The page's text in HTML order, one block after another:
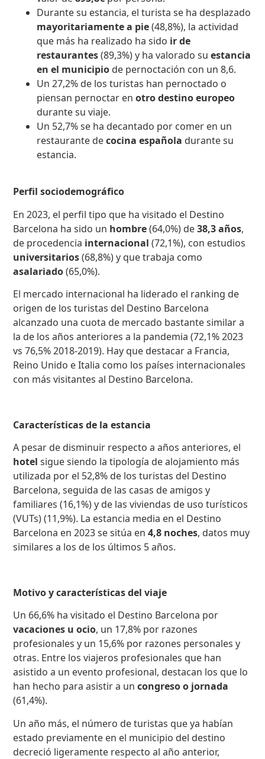
Durante su estancia, el turista se ha desplazado
mayoritariamente a pie(48,8%), la actividad
que más ha realizado ha sido ir de
restaurantes(89,3%) y ha valorado suestancia
en el municipio de pernoctación con un 8,6.
Un 27,2% de los turistas han pernoctado o
piensan pernoctar enotro destino europeo
durante su viaje.
Un 52,7% se ha decantado por comer en un
restaurante decocina española durante su
estancia.
Perfil sociodemográfico
En 2023, el perfil tipo que ha visitado el Destino
Barcelona ha sido un hombre(64,0%) de38,3 años,
de procedencia internacional (72,1%), con estudios
universitarios(68,8%) y que trabaja como
asalariado(65,0%).
El mercado internacional ha liderado el ranking de
origen de los turistas del Destino Barcelona
alcanzado una cuota de mercado bastante similar a
la de los años anteriores a la pandemia (72,1% 2023
vs 76,5% 2018-2019). Hay que destacar a Francia,
Reino Unido e Italia como los países internacionales
con más visitantes al Destino Barcelona.
Características de la estancia
A pesar de disminuir respecto a años anteriores, el
hotelsigue siendo la tipología de alojamiento más
utilizada por el 52,8% de los turistas del Destino
Barcelona, ​​seguida de las casas de amigos y
familiares (16,1%) y de las viviendas de uso turísticos
(VUTs) (11,9%). La estancia media en el Destino
Barcelona en 2023 se sitúa en4,8 noches, datos muy
similares a los de los últimos 5 años.
Motivo y características del viaje
Un 66,6% ha visitado el Destino Barcelona por
vacaciones u ocio, un 17,8% por razones
profesionales y un 15,6% por razones personales y
otras. Entre los viajeros profesionales que han
asistido a un evento profesional, destacan los que lo
han hecho para asistir a uncongreso o jornada
(61,4%).
Un año más, el número de turistas que ya habían
estado previamente en el municipio del destino
decreció ligeramente respecto al año anterior,